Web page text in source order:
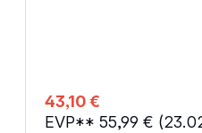
43,10 €
EVP** 55,99 €